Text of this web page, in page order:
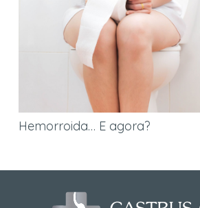
Hemorroida… E agora?